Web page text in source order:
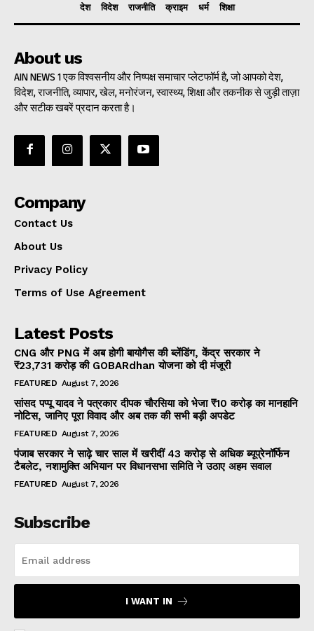
देश विदेश राजनीति क्राइम धर्म शिक्षा
About us
AIN NEWS 1 एक विश्वसनीय और निष्पक्ष समाचार प्लेटफॉर्म है, जो आपको देश,
विदेश, राजनीति, व्यापार, खेल, मनोरंजन, स्वास्थ्य, शिक्षा और तकनीक से जुड़ी ताज़ा
और सटीक खबरें प्रदान करता है।
Company
Contact Us
About Us
Privacy Policy
Terms of Use Agreement
Latest Posts
CNG और PNG में अब होगी बायोगैस की ब्लेंडिंग, केंद्र सरकार ने
₹23,731 करोड़ की GOBARdhan योजना को दी मंजूरी
FEATURED August 7, 2026
सांसद पप्पू यादव ने पत्रकार दीपक चौरसिया को भेजा ₹10 करोड़ का मानहानि
नोटिस, जानिए पूरा विवाद और अब तक की सभी बड़ी अपडेट
FEATURED August 7, 2026
पंजाब सरकार ने साढ़े चार साल में खरीदीं 43 करोड़ से अधिक ब्यूप्रेनॉर्फिन
टैबलेट, नशामुक्ति अभियान पर विधानसभा समिति ने उठाए अहम सवाल
FEATURED August 7, 2026
Subscribe
I WANT IN